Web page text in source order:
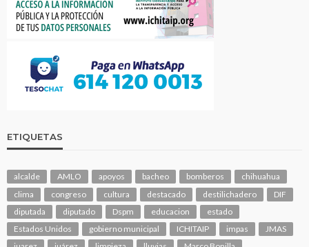
ETIQUETAS
alcalde AMLO apoyos bacheo bomberos
chihuahua
clima
congreso cultura destacado destilichadero
DIF
diputada
diputado Dspm educacion
estado
Estados Unidos
gobierno municipal ICHITAIP impas
JMAS